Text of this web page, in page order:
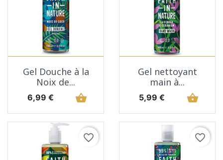
Gel Douche à la
Noix de...
Prix
6,99 € shopping_basket
Gel nettoyant
main à...
Prix
5,99 € shopping_basket
favorite_border favorite_border